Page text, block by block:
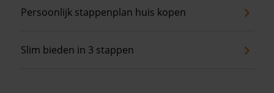
Persoonlijk stappenplan huis kopen
Slim bieden in 3 stappen